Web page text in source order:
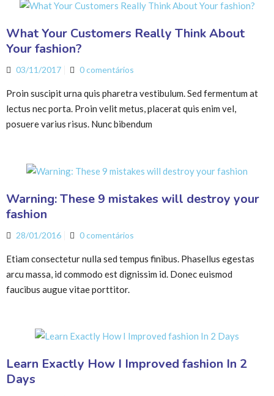
What Your Customers Really Think About
Your fashion?
03/11/2017 0 comentários
Proin suscipit urna quis pharetra vestibulum. Sed fermentum at
lectus nec porta. Proin velit metus, placerat quis enim vel,
posuere varius risus. Nunc bibendum
Warning: These 9 mistakes will destroy your
fashion
28/01/2016 0 comentários
Etiam consectetur nulla sed tempus finibus. Phasellus egestas
arcu massa, id commodo est dignissim id. Donec euismod
faucibus augue vitae porttitor.
Learn Exactly How I Improved fashion In 2
Days